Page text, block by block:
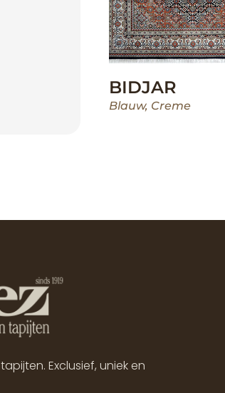
BIDJAR
Blauw, Creme
Exclusief, uniek en